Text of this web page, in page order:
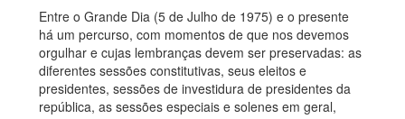
Entre o Grande Dia (5 de Julho de 1975) e o presente
há um percurso, com momentos de que nos devemos
orgulhar e cujas lembranças devem ser preservadas: as
diferentes sessões constitutivas, seus eleitos e
presidentes, sessões de investidura de presidentes da
república, as sessões especiais e solenes em geral,